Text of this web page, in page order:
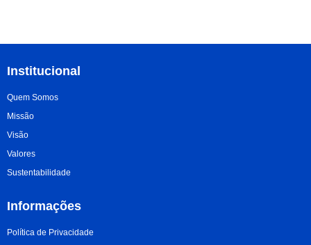
Institucional
Quem Somos
Missão
Visão
Valores
Sustentabilidade
Informações
Política de Privacidade